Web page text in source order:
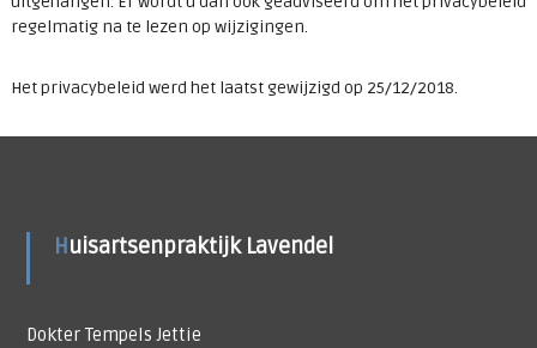
regelmatig na te lezen op wijzigingen.
Het privacybeleid werd het laatst gewijzigd op 25/12/2018.
Huisartsenpraktijk Lavendel
Dokter Tempels Jettie